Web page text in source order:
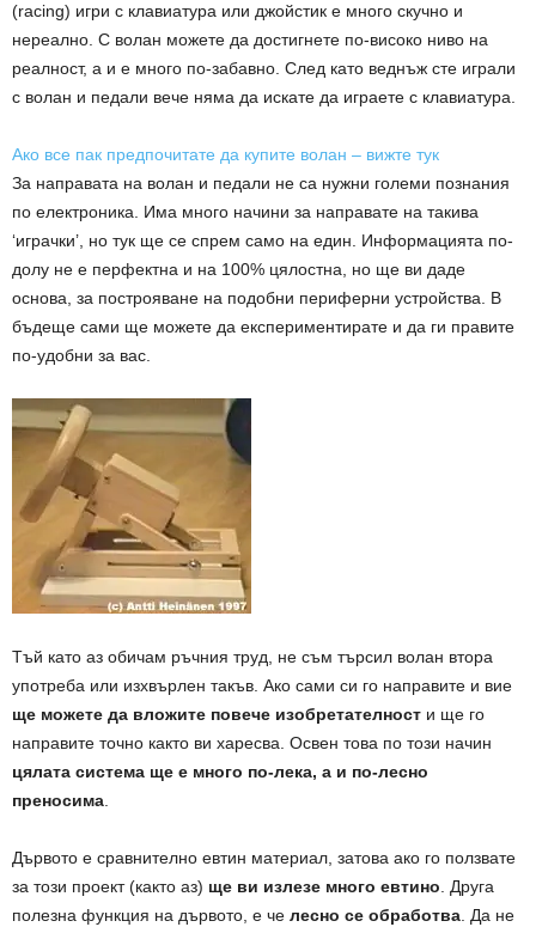
(racing) игри с клавиатура или джойстик е много скучно и
нереално. С волан можете да достигнете по-високо ниво на
реалност, а и е много по-забавно. След като веднъж сте играли
с волан и педали вече няма да искате да играете с клавиатура.
Ако все пак предпочитате да купите волан – вижте тук
За направата на волан и педали не са нужни големи познания
по електроника. Има много начини за направате на такива
‘играчки’, но тук ще се спрем само на един. Информацията по-
долу не е перфектна и на 100% цялостна, но ще ви даде
основа, за построяване на подобни периферни устройства. В
бъдеще сами ще можете да експериментирате и да ги правите
по-удобни за вас.
Тъй като аз обичам ръчния труд, не съм търсил волан втора
употреба или изхвърлен такъв. Ако сами си го направите и вие
ще можете да вложите повече изобретателност и ще го
направите точно както ви харесва. Освен това по този начин
цялата система ще е много по-лека, а и по-лесно
преносима.
Дървото е сравнително евтин материал, затова ако го ползвате
за този проект (както аз) ще ви излезе много евтино. Друга
полезна функция на дървото, е че лесно се обработва. Да не